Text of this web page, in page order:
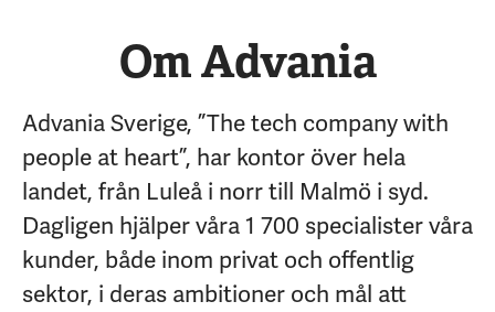
Om Advania
Advania Sverige, ”The tech company with
people at heart”, har kontor över hela
landet, från Luleå i norr till Malmö i syd.
Dagligen hjälper våra 1 700 specialister våra
kunder, både inom privat och offentlig
sektor, i deras ambitioner och mål att